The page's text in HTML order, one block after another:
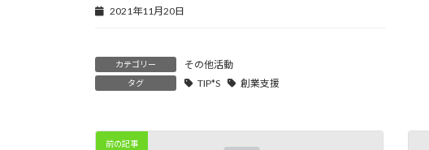
2021年11月20日
カテゴリー その他活動
タグ TIP*S 創業支援
前の記事